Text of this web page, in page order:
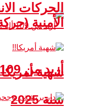
سنة 2025
الحركات
الأمنية
شهية